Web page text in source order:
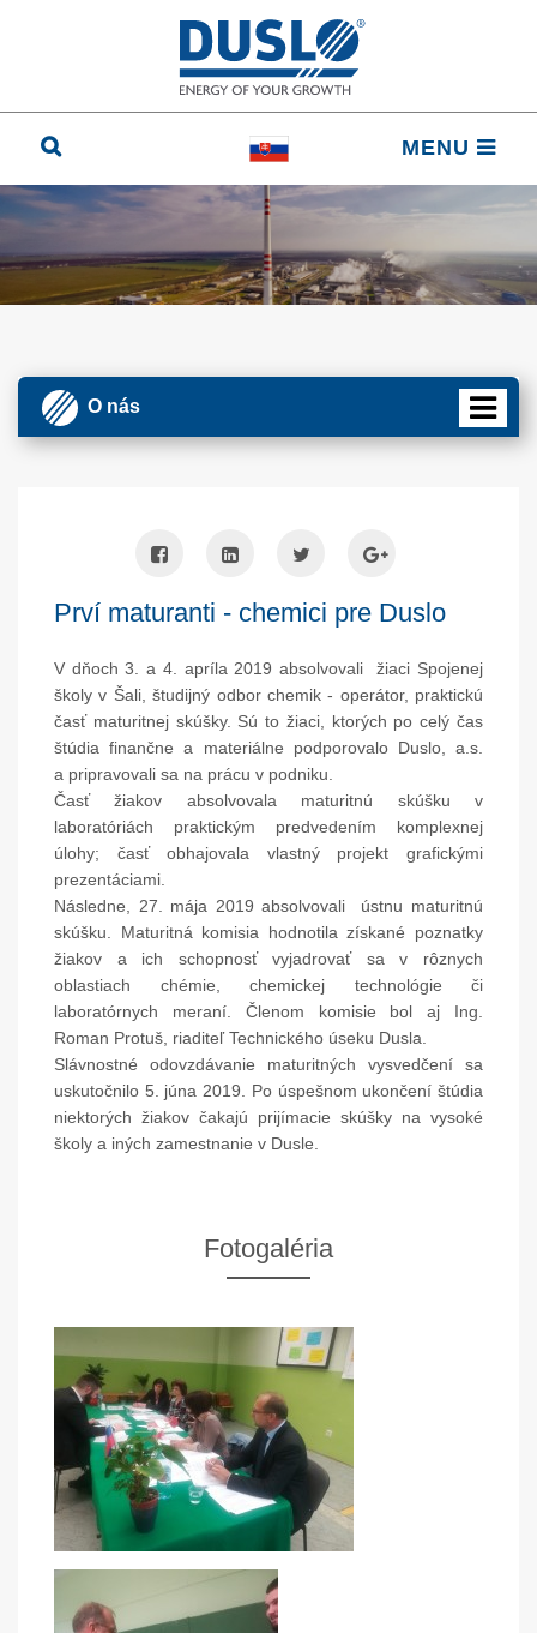
MENU
O nás
Prví maturanti - chemici pre Duslo
V dňoch 3. a 4. apríla 2019 absolvovali žiaci Spojenej
školy v Šali, študijný odbor chemik - operátor, praktickú
časť maturitnej skúšky. Sú to žiaci, ktorých po celý čas
štúdia finančne a materiálne podporovalo Duslo, a.s.
a pripravovali sa na prácu v podniku.
Časť žiakov absolvovala maturitnú skúšku v
laboratóriách praktickým predvedením komplexnej
úlohy; časť obhajovala vlastný projekt grafickými
prezentáciami.
Následne, 27. mája 2019 absolvovali ústnu maturitnú
skúšku. Maturitná komisia hodnotila získané poznatky
žiakov a ich schopnosť vyjadrovať sa v rôznych
oblastiach chémie, chemickej technológie či
laboratórnych meraní. Členom komisie bol aj Ing.
Roman Protuš, riaditeľ Technického úseku Dusla.
Slávnostné odovzdávanie maturitných vysvedčení sa
uskutočnilo 5. júna 2019. Po úspešnom ukončení štúdia
niektorých žiakov čakajú prijímacie skúšky na vysoké
školy a iných zamestnanie v Dusle.
Fotogaléria